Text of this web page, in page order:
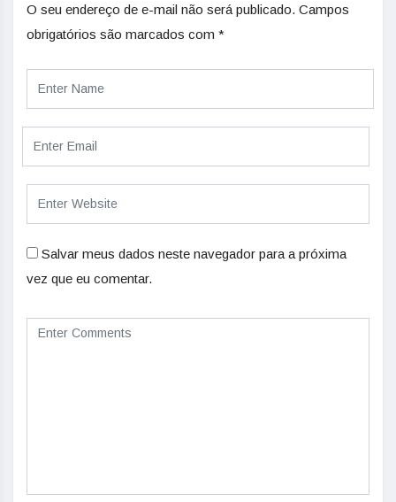
O seu endereço de e-mail não será publicado. Campos
obrigatórios são marcados com *
Salvar meus dados neste navegador para a próxima
vez que eu comentar.